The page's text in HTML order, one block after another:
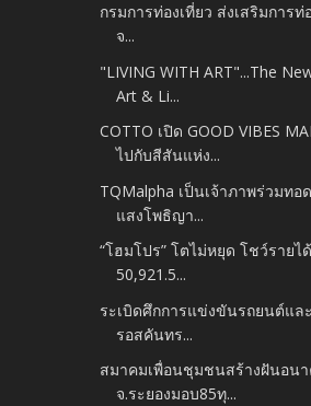
กรมการท่องเที่ยว ส่งเสริมการ
จ...
"LIVING WITH ART"...The
Art & Li...
COTTO เปิด GOOD VIBES
ไปกับสีสันแห่ง...
TQMalpha เป็นเจ้าภาพร่วมท
แสงโพธิญา...
“โฮมโปร” โตไม่หยุด โชว์รายไ
50,921.5...
ระเบิดศึกการแข่งขันรถยนต์แล
รอสคันทร...
สมาคมเพื่อนชุมชนสร้างฝันอน
จ.ระยองมอบ85ทุ...